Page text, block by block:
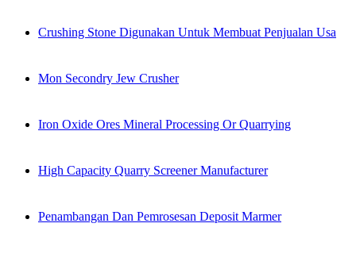
Crushing Stone Digunakan Untuk Membuat Penjualan Usa
Mon Secondry Jew Crusher
Iron Oxide Ores Mineral Processing Or Quarrying
High Capacity Quarry Screener Manufacturer
Penambangan Dan Pemrosesan Deposit Marmer